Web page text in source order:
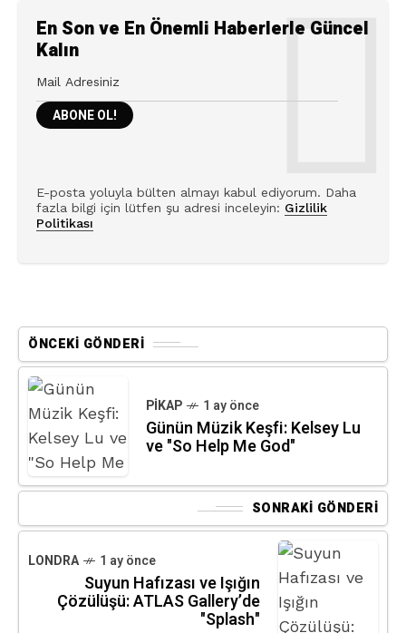
En Son ve En Önemli Haberlerle Güncel
Kalın
E-posta yoluyla bülten almayı kabul ediyorum. Daha
fazla bilgi için lütfen şu adresi inceleyin: Gizlilik
Politikası
ÖNCEKI GÖNDERI
PIKAP 1 ay önce
Günün Müzik Keşfi: Kelsey Lu
ve "So Help Me God"
SONRAKI GÖNDERI
LONDRA 1 ay önce
Suyun Hafızası ve Işığın
Çözülüşü: ATLAS Gallery’de
"Splash"